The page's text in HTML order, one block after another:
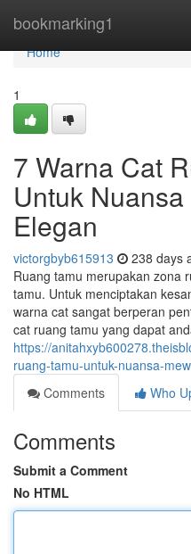
bookmarking1
Home
Home
1
7 Warna Cat
Untuk
Elegan
victorgbyb615913 238 days
Ruang tamu merupakan zona
tamu. Untuk menciptakan
warna cat sangat berperan
cat ruang tamu yang dapat
https://
ruang-tamu-untuk-nuansa-
Comments
Who
Comments
Submit a Comment
No HTML